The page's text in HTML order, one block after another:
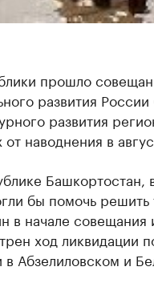
прошло
развития
развития
наводнения в
Башкортостан,
бы помочь
в начале
ход ликвидации
в Абзелиловском и